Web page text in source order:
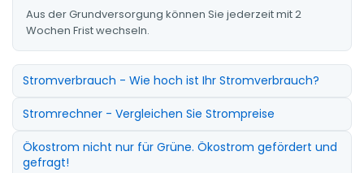
Aus der Grundversorgung können Sie jederzeit mit 2
Wochen Frist wechseln.
Stromverbrauch - Wie hoch ist Ihr Stromverbrauch?
Stromrechner - Vergleichen Sie Strompreise
Ökostrom nicht nur für Grüne. Ökostrom gefördert und
gefragt!